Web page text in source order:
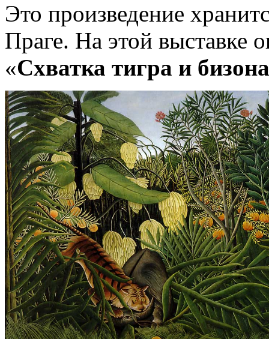
Это произведение
Праге. На этой выставке
«Схватка тигра и бизона